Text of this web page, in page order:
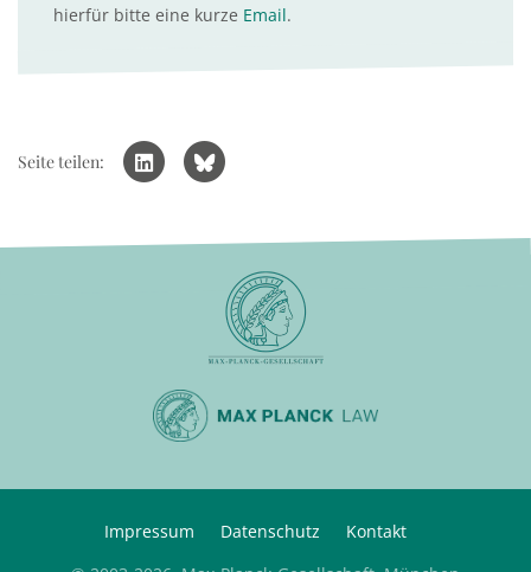
hierfür bitte eine kurze Email.
Seite teilen:
Impressum Datenschutz
Kontakt